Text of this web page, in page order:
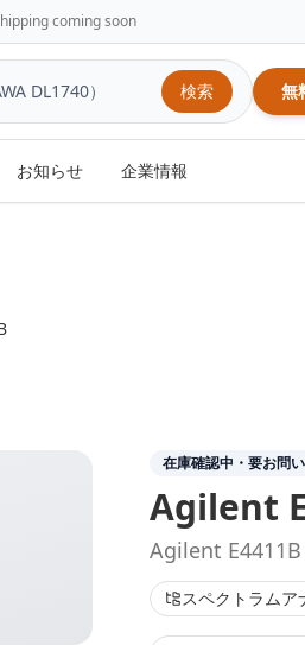
coming soon
検索 無
お知らせ 企業情報
在庫確認中・要お問
Agilent
Agilent
スペクトラムア